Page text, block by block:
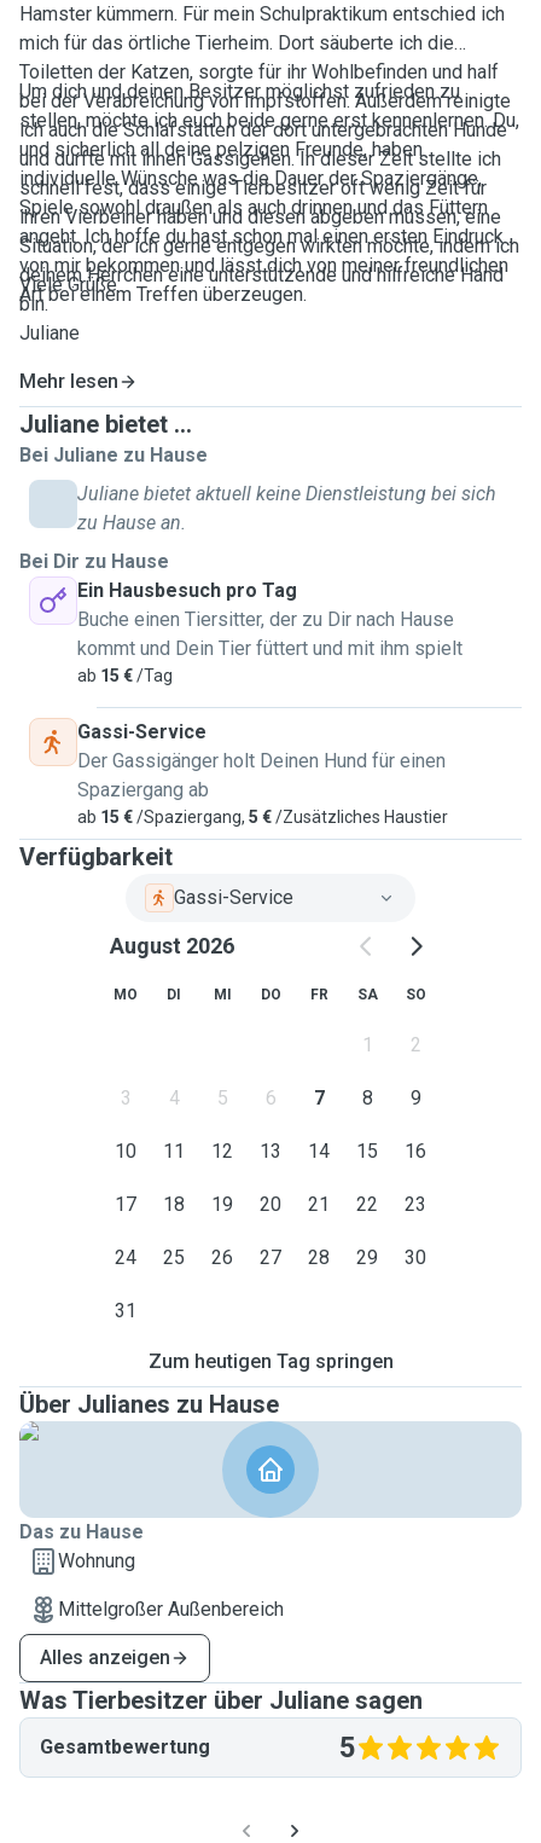
Hamster kümmern. Für mein Schulpraktikum entschied ich
mich für das örtliche Tierheim. Dort säuberte ich die
Toiletten der Katzen, sorgte für ihr Wohlbefinden und half
bei der Verabreichung von Impfstoffen. Außerdem reinigte
ich auch die Schlafstätten der dort untergebrachten Hunde
und durfte mit ihnen Gassigehen. In dieser Zeit stellte ich
schnell fest, dass einige Tierbesitzer oft wenig Zeit für
ihren Vierbeiner haben und diesen abgeben müssen, eine
Situation, der ich gerne entgegen wirkten möchte, indem ich
deinem Herrchen eine unterstützende und hilfreiche Hand
bin.
Um dich und deinen Besitzer möglichst zufrieden zu
stellen, möchte ich euch beide gerne erst kennenlernen. Du,
und sicherlich all deine pelzigen Freunde, haben
individuelle Wünsche was die Dauer der Spaziergänge,
Spiele sowohl draußen als auch drinnen und das Füttern
angeht. Ich hoffe du hast schon mal einen ersten Eindruck
von mir bekommen und lässt dich von meiner freundlichen
Art bei einem Treffen überzeugen.
Viele Grüße
Juliane
Mehr lesen
Juliane bietet ...
Bei Juliane zu Hause
Juliane bietet aktuell keine Dienstleistung bei sich
zu Hause an.
Bei Dir zu Hause
Ein Hausbesuch pro Tag
Buche einen Tiersitter, der zu Dir nach Hause
kommt und Dein Tier füttert und mit ihm spielt
ab 15 €/Tag
Gassi-Service
Der Gassigänger holt Deinen Hund für einen
Spaziergang ab
ab 15 €/Spaziergang, 5 €/Zusätzliches Haustier
Verfügbarkeit
Gassi-Service
August 2026
MO DI MI DO FR SA SO
1 2
3 4 5 6 7 8 9
10 11 12 13 14 15 16
17 18 19 20 21 22 23
24 25 26 27 28 29 30
31
Zum heutigen Tag springen
Über Julianes zu Hause
Das zu Hause
Wohnung
Mittelgroßer Außenbereich
Alles anzeigen
Was Tierbesitzer über Juliane sagen
Gesamtbewertung 5